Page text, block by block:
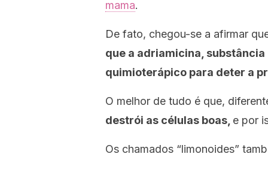
mama.
De fato, chegou-se a afirmar
que a adriamicina,
quimioterápico para deter a
O melhor de tudo é que,
destrói as células boas, e por
Os chamados “limonoides”